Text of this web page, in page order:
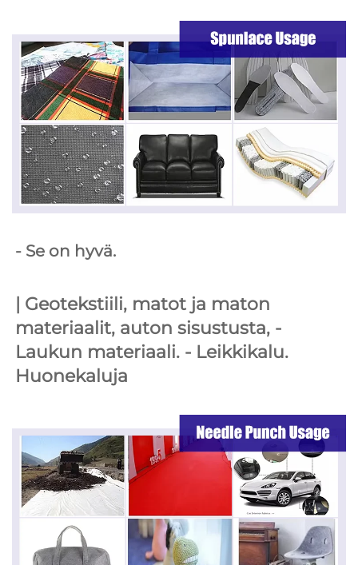
- Se on hyvä.
Geotekstiili, matot ja maton
materiaalit, auton sisustusta, -
Laukun materiaali.
Huonekaluja